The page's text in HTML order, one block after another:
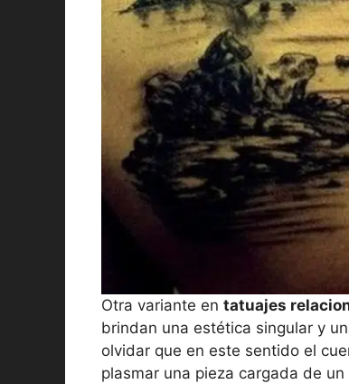
Otra variante en tatuajes
brindan una estética singular y
olvidar que en este sentido el
plasmar una pieza cargada de